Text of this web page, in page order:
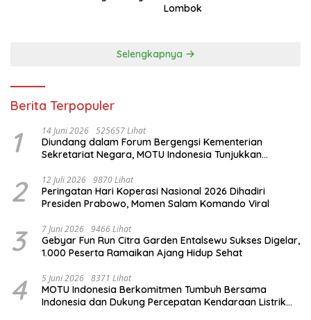
Lombok
Selengkapnya
Berita Terpopuler
1 14 Juni 2026 525657 Lihat
Diundang dalam Forum Bergengsi Kementerian
Sekretariat Negara, MOTU Indonesia Tunjukkan
2 12 Juli 2026 9870 Lihat
Peringatan Hari Koperasi Nasional 2026 Dihadiri
Presiden Prabowo, Momen Salam Komando Viral
3 7 Juni 2026 9466 Lihat
Gebyar Fun Run Citra Garden Entalsewu Sukses Digelar,
1.000 Peserta Ramaikan Ajang Hidup Sehat
4 5 Juni 2026 8371 Lihat
MOTU Indonesia Berkomitmen Tumbuh Bersama
Indonesia dan Dukung Percepatan Kendaraan Listrik